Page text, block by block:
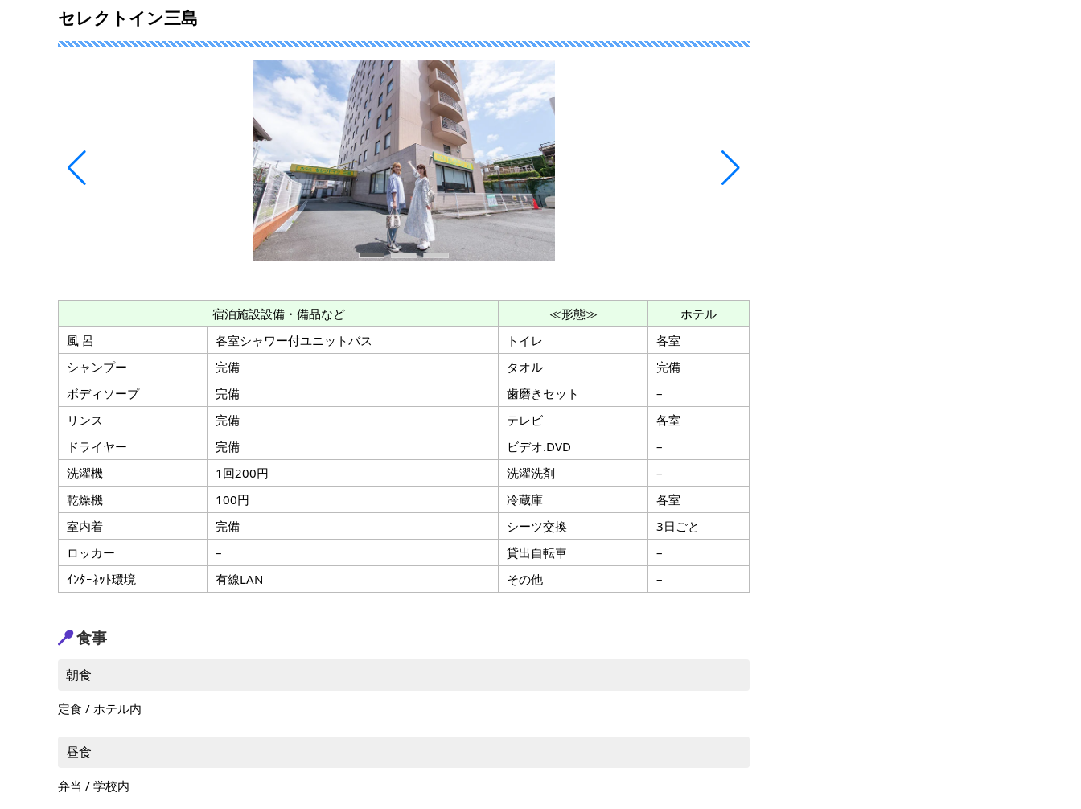
セレクトイン三島
宿泊施設設備・備品など ≪形態≫
ホテル
風 呂
各室シャワー付ユニットバス トイレ
各室
シャンプー
完備 タオル
完備
ボディソープ
完備 歯磨きセット
–
リンス
完備 テレビ
各室
ドライヤー
完備 ビデオ.DVD
–
洗濯機
1回200円 洗濯洗剤
–
乾燥機
100円 冷蔵庫
各室
室内着
完備 シーツ交換
3日ごと
ロッカー
– 貸出自転車
–
ｲﾝﾀｰﾈｯﾄ環境
有線LAN その他 –
食事
朝食
定食 / ホテル内
昼食
弁当 / 学校内